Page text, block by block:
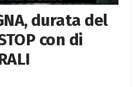
durata del
con di